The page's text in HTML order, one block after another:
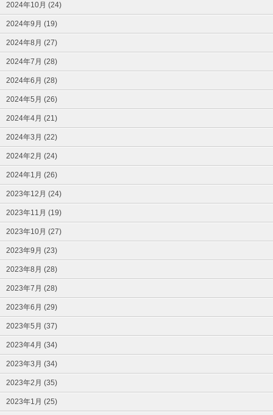
2024年10月 (24)
2024年9月 (19)
2024年8月 (27)
2024年7月 (28)
2024年6月 (28)
2024年5月 (26)
2024年4月 (21)
2024年3月 (22)
2024年2月 (24)
2024年1月 (26)
2023年12月 (24)
2023年11月 (19)
2023年10月 (27)
2023年9月 (23)
2023年8月 (28)
2023年7月 (28)
2023年6月 (29)
2023年5月 (37)
2023年4月 (34)
2023年3月 (34)
2023年2月 (35)
2023年1月 (25)